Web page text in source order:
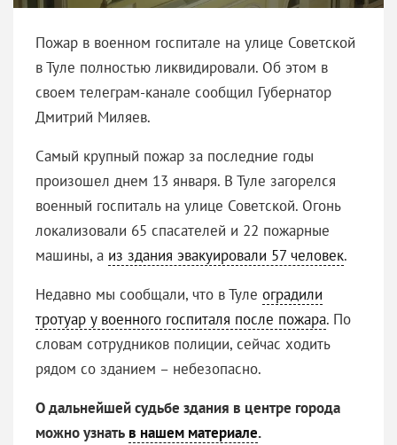
Пожар в военном госпитале на улице Советской
в Туле полностью ликвидировали. Об этом в
своем телеграм-канале сообщил Губернатор
Дмитрий Миляев.
Самый крупный пожар за последние годы
произошел днем 13 января. В Туле загорелся
военный госпиталь на улице Советской. Огонь
локализовали 65 спасателей и 22 пожарные
машины, а из здания эвакуировали 57 человек.
Недавно мы сообщали, что в Туле оградили
тротуар у военного госпиталя после пожара. По
словам сотрудников полиции, сейчас ходить
рядом со зданием – небезопасно.
О дальнейшей судьбе здания в центре города
можно узнать в нашем материале.